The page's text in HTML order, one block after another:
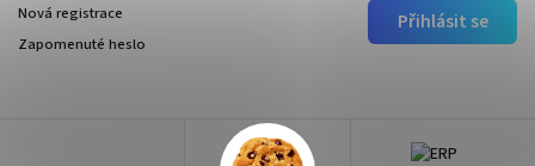
Přihlásit se
Nová registrace
Zapomenuté heslo